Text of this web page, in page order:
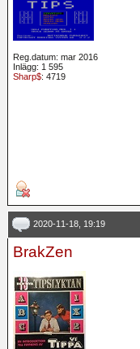
Reg.datum: mar 2016
Inlägg: 1 595
Sharp$: 4719
2020-11-18, 19:19
BrakZen